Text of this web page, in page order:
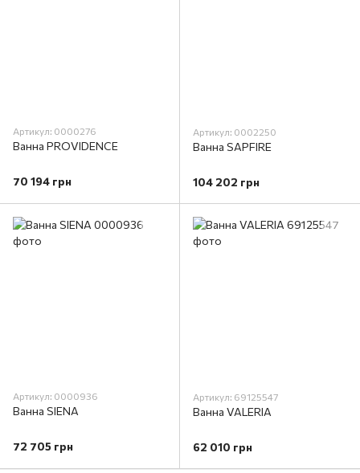
Артикул: 0000276
Ванна PROVIDENCE
70 194 грн
Артикул: 0002250
Ванна SAPFIRE
104 202 грн
Артикул: 0000936
Ванна SIENA
72 705 грн
Артикул: 69125547
Ванна VALERIA
62 010 грн